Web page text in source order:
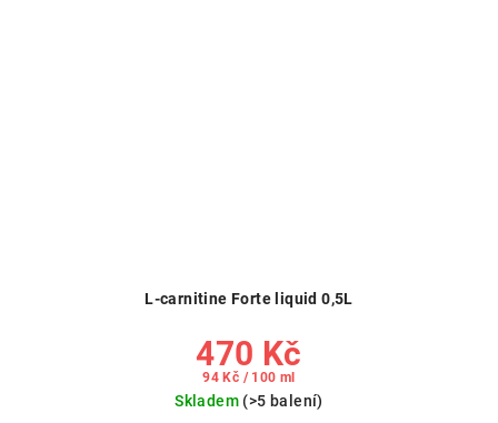
L-carnitine Forte liquid 0,5L
470 Kč
Měrná
94 Kč / 100 ml
Skladem (>5 balení)